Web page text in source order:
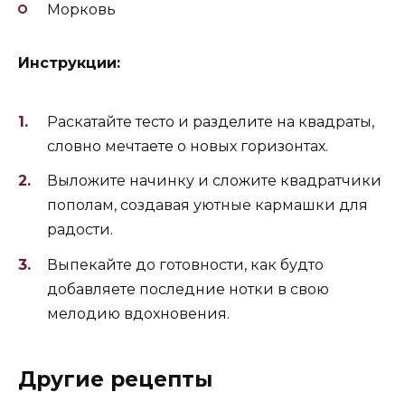
Морковь
Инструкции:
Раскатайте тесто и разделите на квадраты,
словно мечтаете о новых горизонтах.
Выложите начинку и сложите квадратчики
пополам, создавая уютные кармашки для
радости.
Выпекайте до готовности, как будто
добавляете последние нотки в свою
мелодию вдохновения.
Другие рецепты